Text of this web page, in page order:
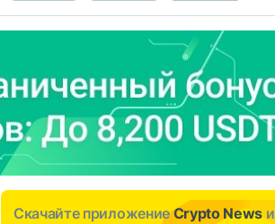
Скачайте приложениеCrypto News и